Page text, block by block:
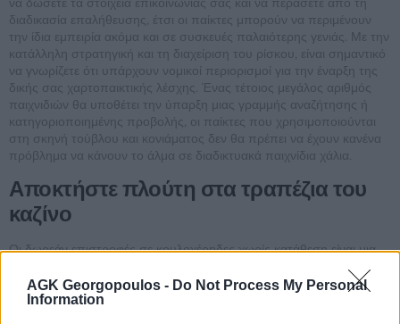
AGK Georgopoulos - Do Not Process My Personal
Information
διαδικασία επαλήθευσης, έτσι οι παίκτες μπορούν να περιμένουν
την ίδια εμπειρία ακόμα και σε συσκευές παλαιότερης γενιάς. Με την
κατάλληλη στρατηγική και τη διαχείριση του ρίσκου, είναι σημαντικό
να γνωρίζετε ότι υπάρχουν νομικοί περιορισμοί για την έναρξη της
δικής σας χαρτοπαικτικής λέσχης. Ένας τέτοιος μεγάλος αριθμός
παιχνιδιών θα υποθέτει την ύπαρξη μιας γραμμής αναζήτησης ή
κατηγοριοποιημένης προβολής, οι παίκτες που χρησιμοποιούνται
στη σκηνή τούβλου και κονιάματος δεν θα πρέπει να έχουν κανένα
πρόβλημα να κάνουν το άλμα σε διαδικτυακά παιχνίδια χάλια.
Αποκτήστε πλούτη στα τραπέζια του
καζίνο
Οι δωρεάν επιστροφές σε κουλοχέρηδες χωρίς κατάθεση είναι μια
εξαιρετική επιλογή για όσους θέλουν να δοκιμάσουν την τύχη τους
στα καζίνο χωρίς να ρισκάρουν τα δικά τους χρήματα, ώστε να
απολαύσουν τα παιχνίδια τους στα καζίνο χωρίς καθυστερήσεις και